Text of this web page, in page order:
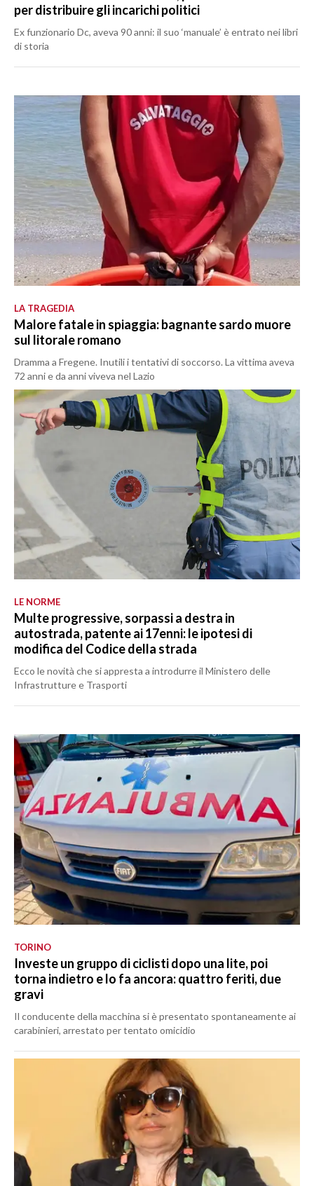
per distribuire gli incarichi politici
Ex funzionario Dc, aveva 90 anni: il suo ‘manuale’ è entrato nei libri
di storia
LA TRAGEDIA
Malore fatale in spiaggia: bagnante sardo muore
sul litorale romano
Dramma a Fregene. Inutili i tentativi di soccorso. La vittima aveva
72 anni e da anni viveva nel Lazio
LE NORME
Multe progressive, sorpassi a destra in
autostrada, patente ai 17enni: le ipotesi di
modifica del Codice della strada
Ecco le novità che si appresta a introdurre il Ministero delle
Infrastrutture e Trasporti
TORINO
Investe un gruppo di ciclisti dopo una lite, poi
torna indietro e lo fa ancora: quattro feriti, due
gravi
Il conducente della macchina si è presentato spontaneamente ai
carabinieri, arrestato per tentato omicidio